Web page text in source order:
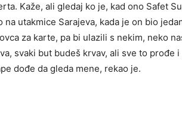
Kaže, ali gledaj ko je, kad ono Safet
na utakmice Sarajeva, kada je on bio
za karte, pa bi ulazili s nekim, neko
svaki but budeš krvav, ali sve to prođe
dođe da gleda mene, rekao je.